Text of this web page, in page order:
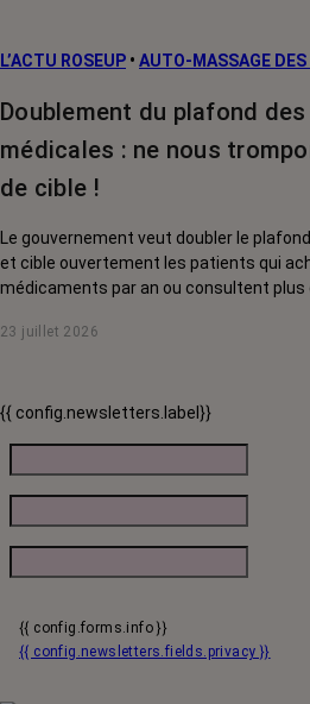
L’ACTU ROSEUP • AUTO-MASSAGE
Doublement du plafond
médicales : ne nous
de cible !
Le gouvernement veut doubler le
et cible ouvertement les patients qui
médicaments par an ou consultent plus
chroniques, et en premier lieu les
23 juillet 2026
{{ config.newsletters.label}}
{{ config.forms.info }}
{{ config.newsletters.fields.privacy }}